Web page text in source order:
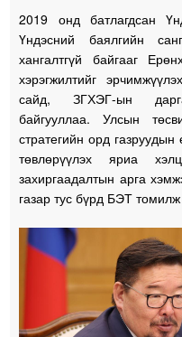
2019 онд батлагдсан
Үндэсний баялгийн
хангалтгүй байгааг
хэрэгжилтийг
сайд, ЗГХЭГ-ын
байгууллаа. Улсын
стратегийн орд
төвлөрүүлэх яриа
захиргаадалтын арга
газар тус бүрд БЭТ